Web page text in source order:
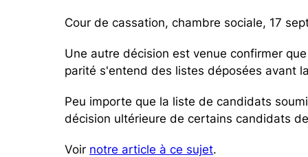
Cour de cassation, chambre sociale, 17
Une autre décision est venue confirmer
parité s'entend des listes déposées avant
Peu importe que la liste de candidats
décision ultérieure de certains candidats
Voir notre article à ce sujet.